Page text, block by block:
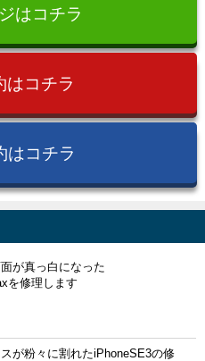
はコチラ
はコチラ
はコチラ
が真っ白になった
を修理します
が粉々に割れたiPhoneSE3の修